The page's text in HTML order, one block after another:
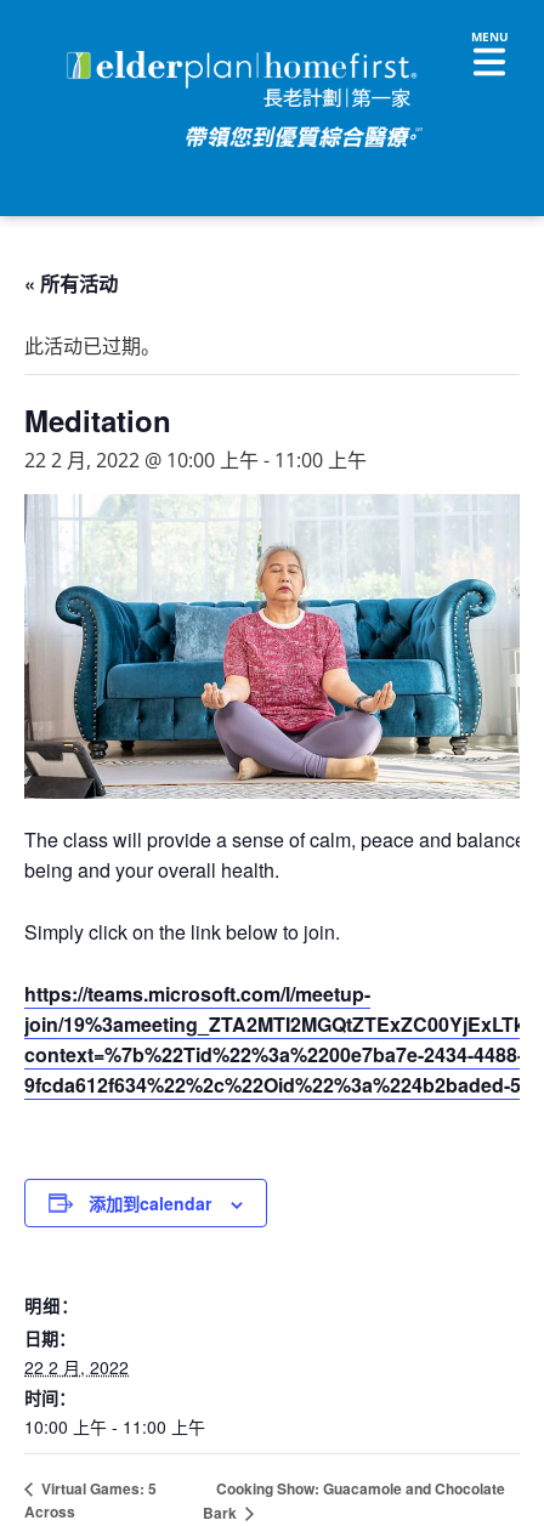
« 所有活动
此活动已过期。
Meditation
22 2 月, 2022 @ 10:00 上午- 11:00 上午
The class will provide a sense of calm, peace and balance
being and your overall health.
Simply click on the link below to join.
https://teams.microsoft.com/l/meetup-
join/
context=%7b%22Tid%22%3a%2200e7ba7e-2434-4488-
9fcda612f634%22%2c%22Oid%22%3a%224b2baded-
添加到calendar
明细：
日期：
22 2 月, 2022
时间：
10:00 上午 - 11:00 上午
Virtual Games: 5
Across
Cooking Show: Guacamole and Chocolate
Bark